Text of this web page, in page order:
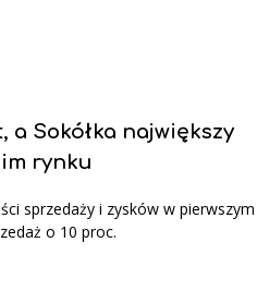
a Sokółka największy
rynku
sprzedaży i zysków w pierwszym
o 10 proc.